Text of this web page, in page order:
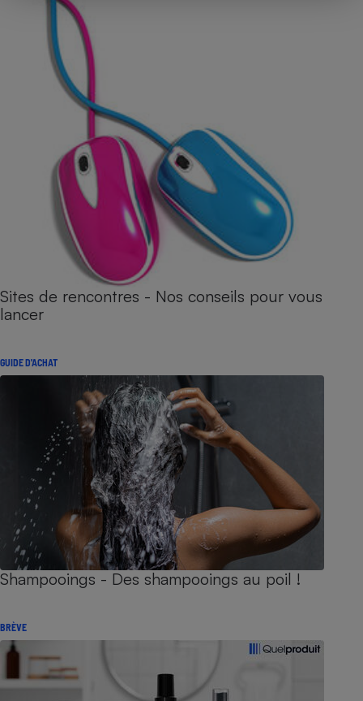
Sites de rencontres - Nos conseils pour vous
lancer
GUIDE D'ACHAT
Shampooings - Des shampooings au poil !
BRÈVE